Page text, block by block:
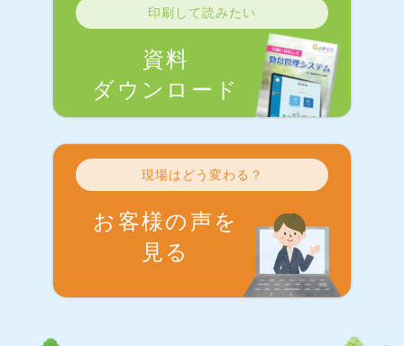
印刷して読みたい
資料
ダウンロード
現場はどう変わる？
お客様の声を
見る